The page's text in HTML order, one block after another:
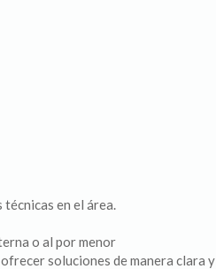
en el área.
o al por menor
soluciones de manera clara y